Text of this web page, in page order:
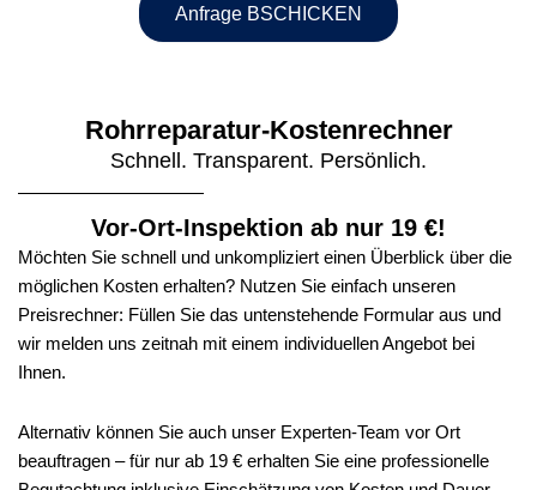
Rohrreparatur-Kostenrechner
Schnell. Transparent. Persönlich.
Vor-Ort-Inspektion ab nur 19 €!
Möchten Sie schnell und unkompliziert einen Überblick über die
möglichen Kosten erhalten? Nutzen Sie einfach unseren
Preisrechner: Füllen Sie das untenstehende Formular aus und
wir melden uns zeitnah mit einem individuellen Angebot bei
Ihnen.
Alternativ können Sie auch unser Experten-Team vor Ort
beauftragen – für nur ab 19 € erhalten Sie eine professionelle
Anfrage BSCHICKEN